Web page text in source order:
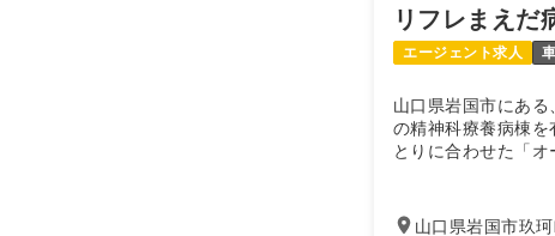
リフレまえだ
エージェント求人
山口県岩国市にあ
の精神科療養病棟
とりに合わせた「
る展望浴室や屋上運
山口県岩国市玖